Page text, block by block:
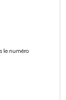
le numéro